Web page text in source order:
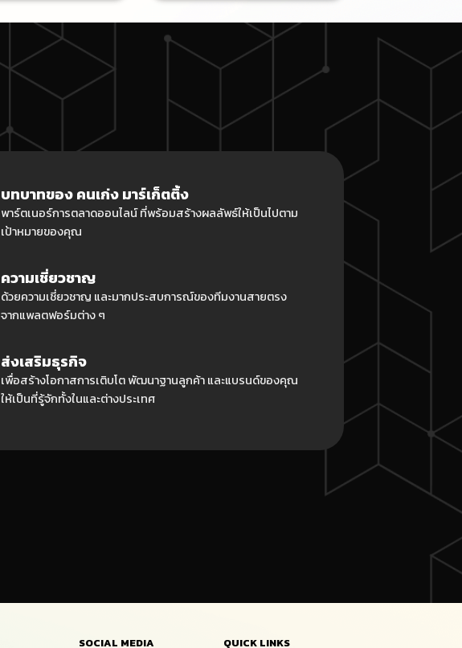
บทบาทของ คนเก่ง มาร์เก็ตติ้ง
พาร์ตเนอร์การตลาดออนไลน์ ที่พร้อมสร้างผลลัพธ์ให้เป็นไปตาม
เป้าหมายของคุณ
ความเชี่ยวชาญ
ด้วยความเชี่ยวชาญ และมากประสบการณ์ของทีมงานสายตรง
จากแพลตฟอร์มต่าง ๆ
ส่งเสริมธุรกิจ
เพื่อสร้างโอกาสการเติบโต พัฒนาฐานลูกค้า และแบรนด์ของคุณ
ให้เป็นที่รู้จักทั้งในและต่างประเทศ
SOCIAL MEDIA QUICK LINKS